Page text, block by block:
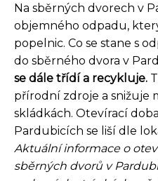
Na sběrných dvorech v
objemného odpadu,
popelnic. Co se stane s
do sběrného dvora v
se dále třídí a recykluje.
přírodní zdroje a snižuje
skládkách. Otevírací
Pardubicích se liší dle
Aktuální informace o
sběrných dvorů v